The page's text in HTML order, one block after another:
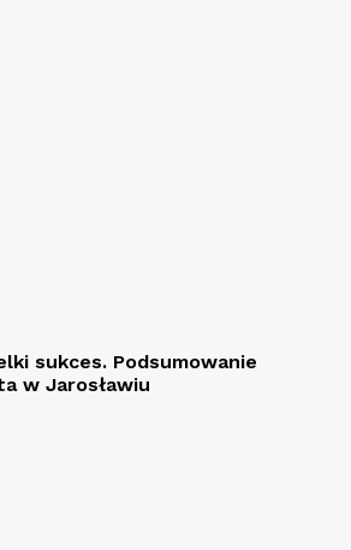
sukces. Podsumowanie
w Jarosławiu